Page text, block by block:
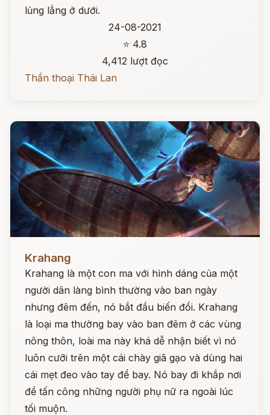
lủng lẳng ở dưới.
24-08-2021
⭐ 4.8
4,412 lượt đọc
Thần thoại Thái Lan
Krahang
Krahang là một con ma với hình dáng của một
người dân làng bình thường vào ban ngày
nhưng đêm đến, nó bắt đầu biến đổi. Krahang
là loại ma thường bay vào ban đêm ở các vùng
nông thôn, loài ma này khá dễ nhận biết vì nó
luôn cưỡi trên một cái chày giã gạo và dùng hai
cái mẹt đeo vào tay để bay. Nó bay đi khắp nơi
để tấn công những người phụ nữ ra ngoài lúc
tối muộn.